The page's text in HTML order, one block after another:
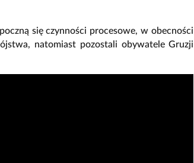
się czynności procesowe, w obecności
natomiast pozostali obywatele Gruzji